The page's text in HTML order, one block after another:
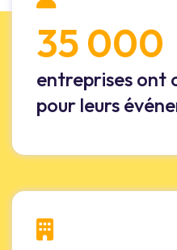
35 000
entreprises ont
pour leurs